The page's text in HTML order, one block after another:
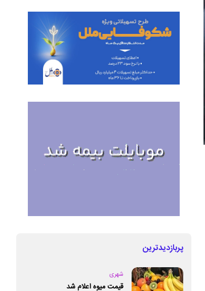
پربازدیدترین
شهری
قیمت میوه اعلام شد